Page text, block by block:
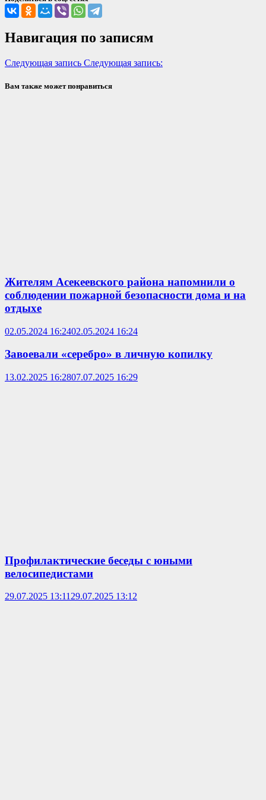
Навигация по записям
Следующая запись Следующая запись:
Вам также может понравиться
Жителям Асекеевского района напомнили о
соблюдении пожарной безопасности дома и на
отдыхе
02.05.2024 16:2402.05.2024 16:24
Завоевали «серебро» в личную копилку
13.02.2025 16:2807.07.2025 16:29
Профилактические беседы с юными
велосипедистами
29.07.2025 13:11 29.07.2025 13:12